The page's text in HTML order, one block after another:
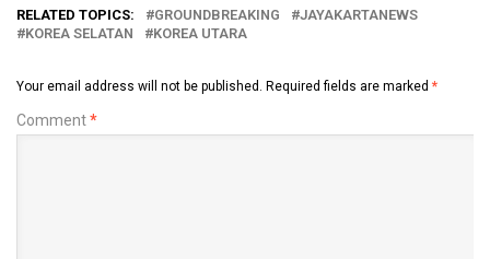
RELATED TOPICS: GROUNDBREAKING
JAYAKARTANEWS
KOREA SELATAN
KOREA UTARA
Your email address will not be published. Required fields are marked *
Comment*